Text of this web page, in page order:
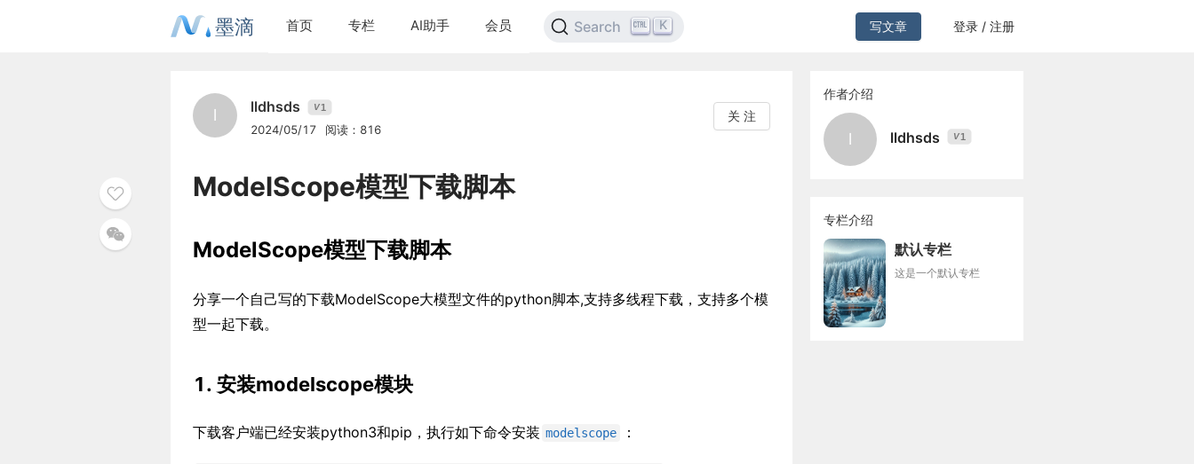
墨滴 首页 专栏 AI助手 会员 Search K 写文章 登录 / 注册
l lldhsds V1
2024/05/17 阅读：816
关 注
ModelScope模型下载脚本
ModelScope模型下载脚本
分享一个自己写的下载ModelScope大模型文件的python脚本,支持多线程下载，支持多个模
型一起下载。
1. 安装modelscope模块
下载客户端已经安装python3和pip，执行如下命令安装 modelscope ：
作者介绍
l lldhsds V1
专栏介绍
默认专栏
这是一个默认专栏